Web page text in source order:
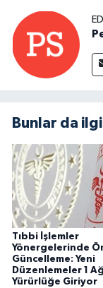
Bunlar da
Tıbbi İşlemler
Yönergelerinde
Güncelleme: Yeni
Düzenlemeler 1
Yürürlüğe Giriyor